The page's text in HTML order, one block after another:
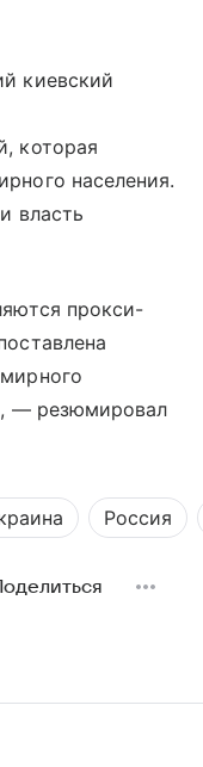
киевский
которая
населения.
власть
прокси-
— резюмировал
Россия